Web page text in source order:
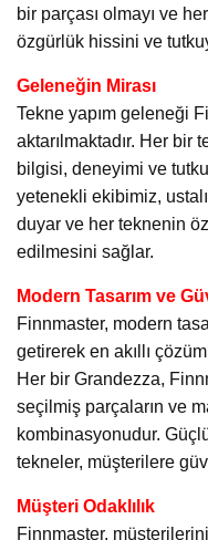
bir parçası olmayı ve
özgürlük hissini ve
Geleneğin Mirası
Tekne yapım geleneği
aktarılmaktadır. Her bir
bilgisi, deneyimi ve
yetenekli ekibimiz,
duyar ve her teknenin
edilmesini sağlar.
Modern Tasarım ve
Finnmaster, modern
getirerek en akıllı
Her bir Grandezza,
seçilmiş parçaların ve
kombinasyonudur.
tekneler, müşterilere
Müşteri Odaklılık
Finnmaster,